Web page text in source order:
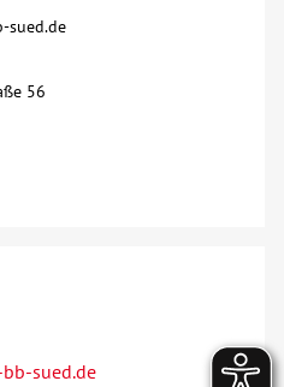
sued.de
56
sued.de